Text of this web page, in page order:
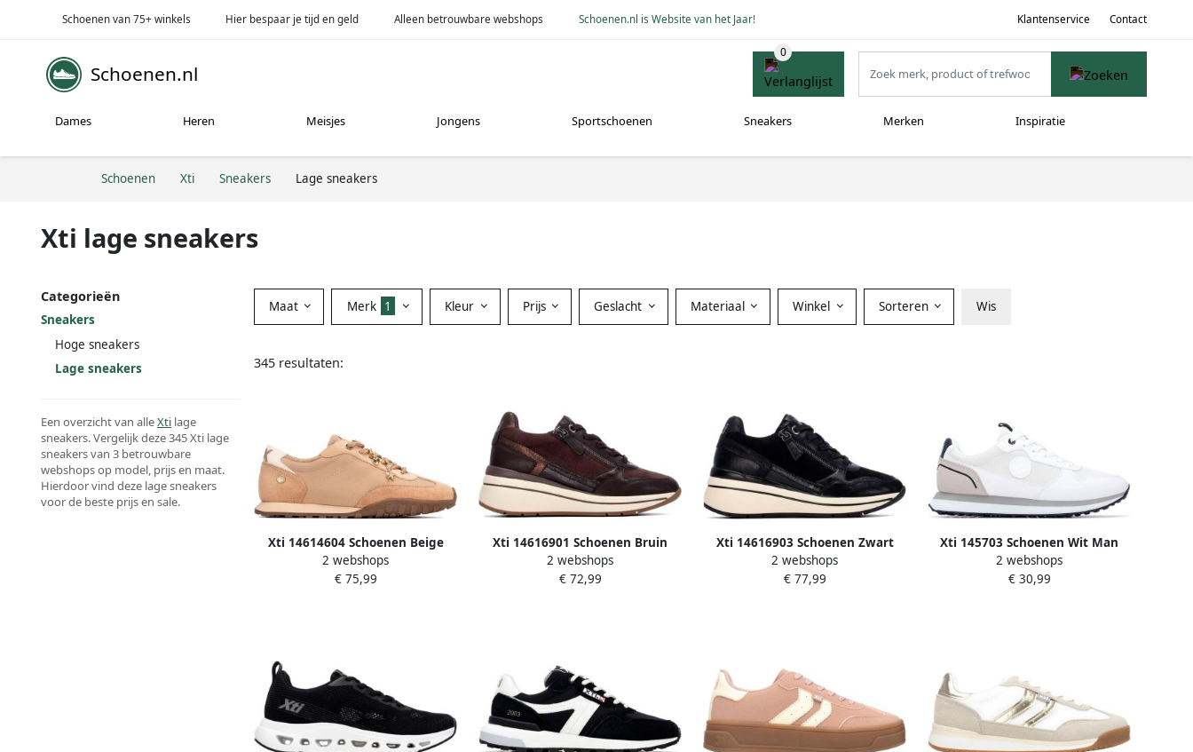
Schoenen van 75+ winkels Hier bespaar je tijd en geld Alleen betrouwbare webshops Schoenen.nl is Website van het Jaar! Klantenservice Contact
Schoenen.nl
Dames Heren Meisjes Jongens Sportschoenen Sneakers Merken Inspiratie
Schoenen Xti Sneakers Lage sneakers
Xti lage sneakers
Categorieën
Sneakers
Hoge sneakers
Lage sneakers
Een overzicht van alleXti lage
sneakers. Vergelijk deze 345 Xti lage
sneakers van 3 betrouwbare
webshops op model, prijs en maat.
Hierdoor vind deze lage sneakers
voor de beste prijs en sale.
Maat Merk 1 Kleur Prijs Geslacht Materiaal Winkel Sorteren Wis
345 resultaten:
Xti 14614604 Schoenen Beige
Vrouw
2 webshops
€ 75,99
Xti 14616901 Schoenen Bruin
Vrouw
2 webshops
€ 72,99
Xti 14616903 Schoenen Zwart
Vrouw
2 webshops
€ 77,99
Xti 145703 Schoenen Wit Man
2 webshops
€ 30,99